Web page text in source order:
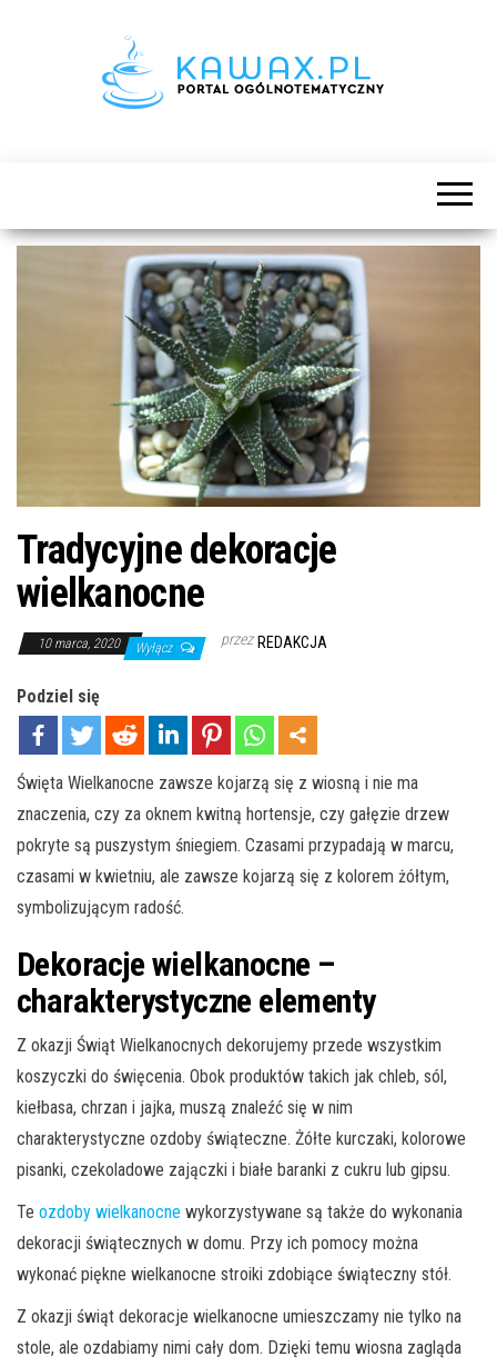
Tradycyjne dekoracje
wielkanocne
10 marca, 2020 Wyłącz przez REDAKCJA
Podziel się
Święta Wielkanocne zawsze kojarzą się z wiosną i nie ma
znaczenia, czy za oknem kwitną hortensje, czy gałęzie drzew
pokryte są puszystym śniegiem. Czasami przypadają w marcu,
czasami w kwietniu, ale zawsze kojarzą się z kolorem żółtym,
symbolizującym radość.
Dekoracje wielkanocne –
charakterystyczne elementy
Z okazji Świąt Wielkanocnych dekorujemy przede wszystkim
koszyczki do święcenia. Obok produktów takich jak chleb, sól,
kiełbasa, chrzan i jajka, muszą znaleźć się w nim
charakterystyczne ozdoby świąteczne. Żółte kurczaki, kolorowe
pisanki, czekoladowe zajączki i białe baranki z cukru lub gipsu.
Te ozdoby wielkanocne wykorzystywane są także do wykonania
dekoracji świątecznych w domu. Przy ich pomocy można
wykonać piękne wielkanocne stroiki zdobiące świąteczny stół.
Z okazji świąt dekoracje wielkanocne umieszczamy nie tylko na
stole, ale ozdabiamy nimi cały dom. Dzięki temu wiosna zagląda